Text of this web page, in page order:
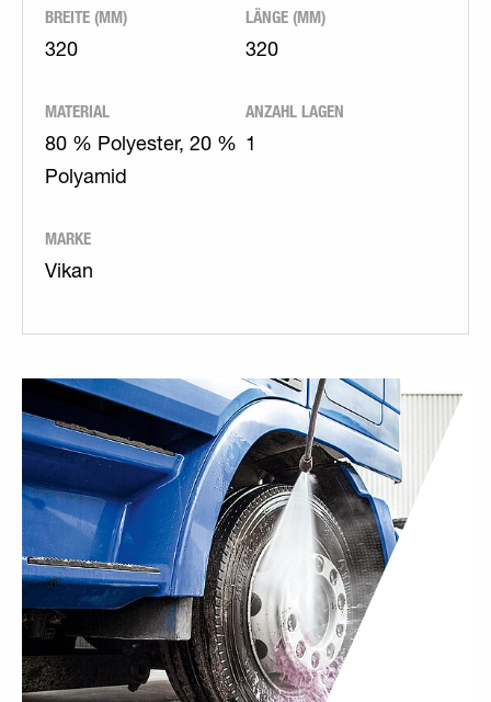
BREITE (MM)
320
LÄNGE (MM)
320
MATERIAL
80 % Polyester, 20 %
Polyamid
ANZAHL LAGEN
1
MARKE
Vikan